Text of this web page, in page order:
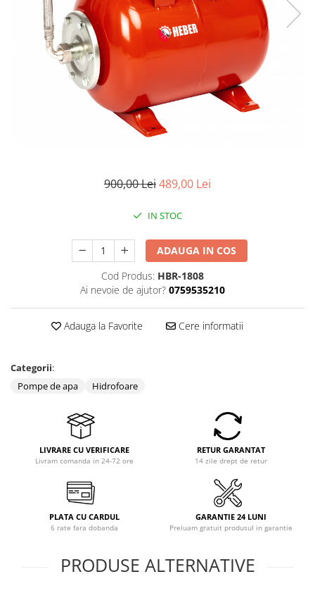
900,00 Lei489,00 Lei
IN STOC
ADAUGA IN COS
Cod Produs: HBR-1808
Ai nevoie de ajutor? 0759535210
Adauga la Favorite Cere informatii
Categorii:
Pompe de apa
Hidrofoare
LIVRARE CU VERIFICARE
Livram comanda in 24-72 ore
RETUR GARANTAT
14 zile drept de retur
PLATA CU CARDUL
6 rate fara dobanda
GARANTIE 24 LUNI
Preluam gratuit produsul in garantie
PRODUSE ALTERNATIVE